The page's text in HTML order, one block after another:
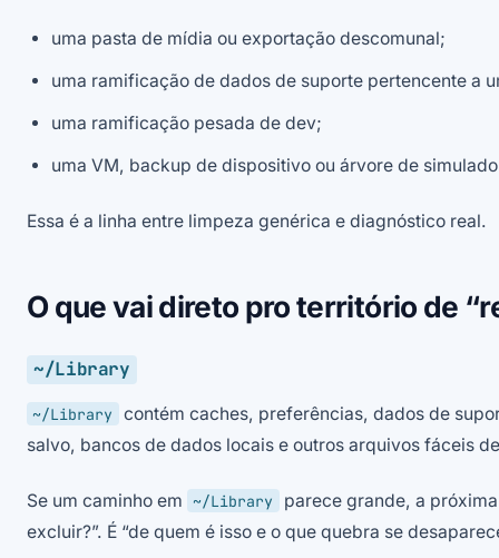
uma pasta de mídia ou exportação descomunal;
uma ramificação de dados de suporte pertencente a
uma ramificação pesada de dev;
uma VM, backup de dispositivo ou árvore de
Essa é a linha entre limpeza genérica e diagnóstico real.
O que vai direto pro território de
~/Library
~/Library
contém caches, preferências, dados de
salvo, bancos de dados locais e outros arquivos fáceis
Se um caminho em ~/Library
parece grande, a
excluir?”. É “de quem é isso e o que quebra se